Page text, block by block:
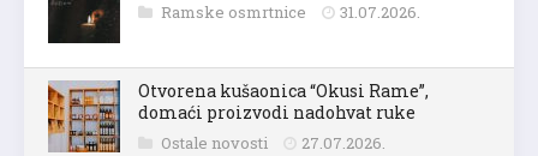
Ramske osmrtnice 31.07.2026.
Otvorena kušaonica “Okusi Rame”,
domaći proizvodi nadohvat ruke
Ostale novosti 27.07.2026.